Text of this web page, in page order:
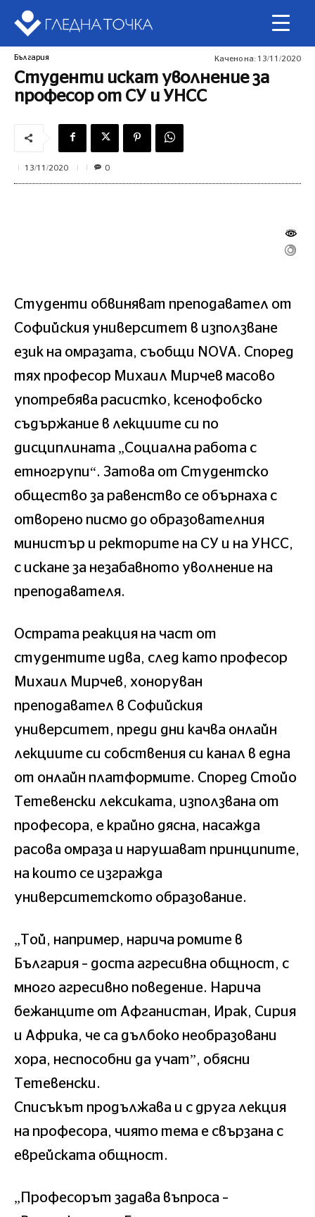
България Качено на: 13/11/2020
Студенти искат уволнение за
професор от СУ и УНСС
13/11/2020 0
Студенти обвиняват преподавател от
Софийския университет в използване
език на омразата, съобщи NOVA. Според
тях професор Михаил Мирчев масово
употребява расистко, ксенофобско
съдържание в лекциите си по
дисциплината „Социална работа с
етногрупи“. Затова от Студентско
общество за равенство се обърнаха с
отворено писмо до образователния
министър и ректорите на СУ и на УНСС,
с искане за незабавното уволнение на
преподавателя.
Острата реакция на част от
студентите идва, след като професор
Михаил Мирчев, хоноруван
преподавател в Софийския
университет, преди дни качва онлайн
лекциите си собствения си канал в една
от онлайн платформите. Според Стойо
Тетевенски лексиката, използвана от
професора, е крайно дясна, насажда
расова омраза и нарушават принципите,
на които се изгражда
университетското образование.
„Той, например, нарича ромите в
България – доста агресивна общност, с
много агресивно поведение. Нарича
бежанците от Афганистан, Ирак, Сирия
и Африка, че са дълбоко необразовани
хора, неспособни да учат”, обясни
Тетевенски.
Списъкът продължава и с друга лекция
на професора, чиято тема е свързана с
еврейската общност.
„Професорът задава въпроса –